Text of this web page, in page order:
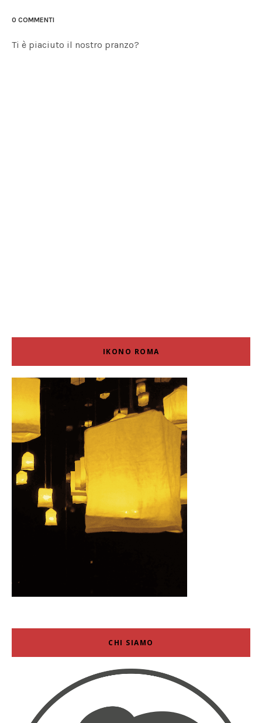
0 COMMENTI
Ti è piaciuto il nostro pranzo?
IKONO ROMA
CHI SIAMO